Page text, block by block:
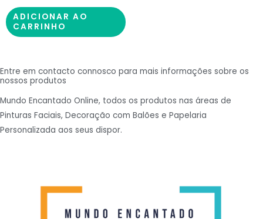
ADICIONAR AO
CARRINHO
Entre em contacto connosco para mais informações sobre os
nossos produtos
Mundo Encantado Online, todos os produtos nas áreas de
Pinturas Faciais, Decoração com Balões e Papelaria
Personalizada aos seus dispor.